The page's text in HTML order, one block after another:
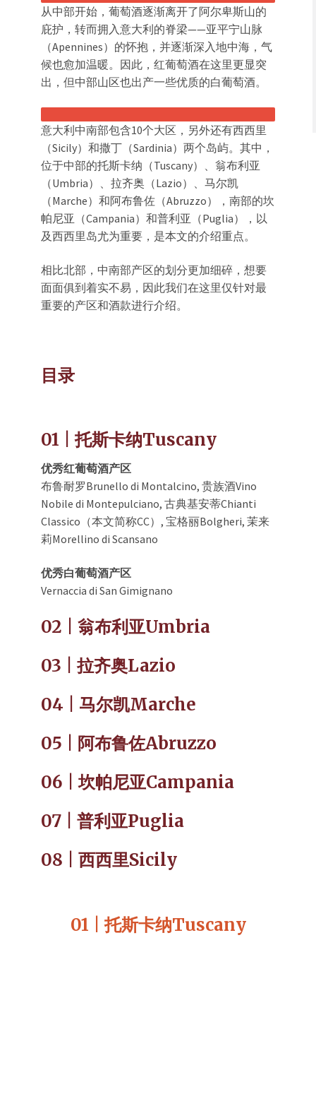
从中部开始，葡萄酒逐渐离开了阿尔卑斯山的
庇护，转而拥入意大利的脊梁——亚平宁山脉
（Apennines）的怀抱，并逐渐深入地中海，气
候也愈加温暖。因此，红葡萄酒在这里更显突
出，但中部山区也出产一些优质的白葡萄酒。
意大利中南部包含10个大区，另外还有西西里
（Sicily）和撒丁（Sardinia）两个岛屿。其中，
位于中部的托斯卡纳（Tuscany）、翁布利亚
（Umbria）、拉齐奥（Lazio）、马尔凯
（Marche）和阿布鲁佐（Abruzzo），南部的坎
帕尼亚（Campania）和普利亚（Puglia），以
及西西里岛尤为重要，是本文的介绍重点。
相比北部，中南部产区的划分更加细碎，想要
面面俱到着实不易，因此我们在这里仅针对最
重要的产区和酒款进行介绍。
目录
01 | 托斯卡纳Tuscany
优秀红葡萄酒产区
布鲁耐罗Brunello di Montalcino, 贵族酒Vino
Nobile di Montepulciano, 古典基安蒂Chianti
Classico（本文简称CC）, 宝格丽Bolgheri, 茉来
莉Morellino di Scansano
优秀白葡萄酒产区
Vernaccia di San Gimignano
02 | 翁布利亚Umbria
03 | 拉齐奥Lazio
04 | 马尔凯Marche
05 | 阿布鲁佐Abruzzo
06 | 坎帕尼亚Campania
07 | 普利亚Puglia
08 | 西西里Sicily
01 | 托斯卡纳Tuscany